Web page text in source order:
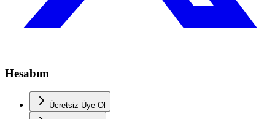
Hesabım
Ücretsiz Üye Ol